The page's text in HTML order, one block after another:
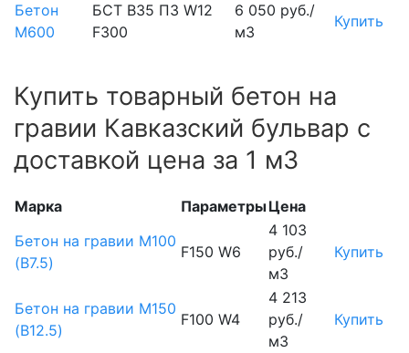
Бетон
М600
БСТ В35 П3 W12
F300
6 050 руб./
м3
Купить
Купить товарный бетон на
гравии Кавказский бульвар с
доставкой цена за 1 м3
Марка ПараметрыЦена
Бетон на гравии М100
(B7.5)
F150 W6
4 103
руб./
м3
Купить
Бетон на гравии М150
(B12.5)
F100 W4
4 213
руб./
м3
Купить